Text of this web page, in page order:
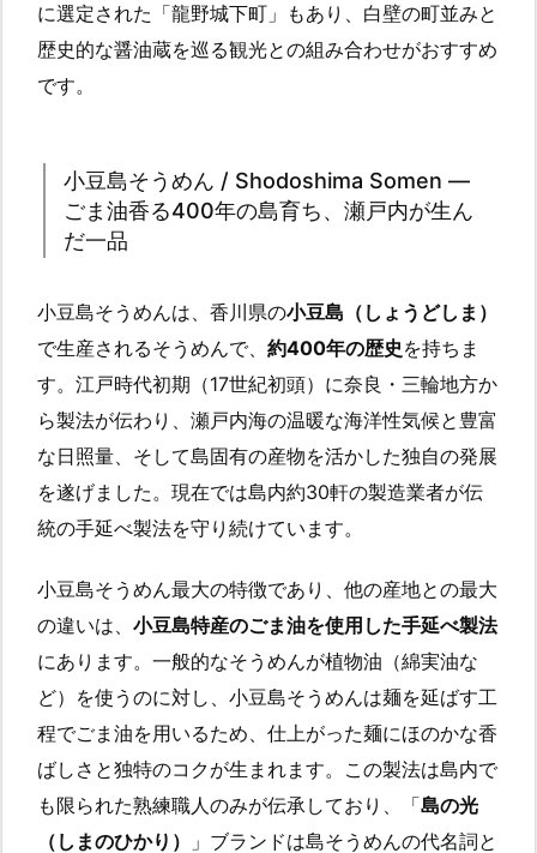
に選定された「龍野城下町」もあり、白壁の町並みと
歴史的な醤油蔵を巡る観光との組み合わせがおすすめ
です。
小豆島そうめん / Shodoshima Somen —
ごま油香る400年の島育ち、瀬戸内が生ん
だ一品
小豆島そうめんは、香川県の小豆島（しょうどしま）
で生産されるそうめんで、 約400年の歴史 を持ちま
す。江戸時代初期（17世紀初頭）に奈良・三輪地方か
ら製法が伝わり、瀬戸内海の温暖な海洋性気候と豊富
な日照量、そして島固有の産物を活かした独自の発展
を遂げました。現在では島内約30軒の製造業者が伝
統の手延べ製法を守り続けています。
小豆島そうめん最大の特徴であり、他の産地との最大
の違いは、 小豆島特産のごま油を使用した手延べ製法
にあります。一般的なそうめんが植物油（綿実油な
ど）を使うのに対し、小豆島そうめんは麺を延ばす工
程でごま油を用いるため、仕上がった麺にほのかな香
ばしさと独特のコクが生まれます。この製法は島内で
も限られた熟練職人のみが伝承しており、「島の光
（しまのひかり）
」ブランドは島そうめんの代名詞と